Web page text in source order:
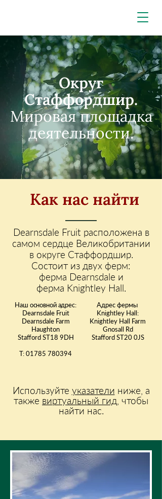
Округ
Стаффордшир.
Мировая площадка
деятельности.
Как нас найти
Dearnsdale Fruit расположена в
самом сердце Великобритании
в округе Стаффордшир.
Состоит из двух ферм:
ферма Dearnsdale и
ферма Knightley Hall.
Наш основной адрес:
Dearnsdale Fruit
Dearnsdale Farm
Haughton
Stafford ST18 9DH
T:01785 780394
Адрес фермы
Knightley Hall:
Knightley Hall Farm
Gnosall Rd
Stafford ST20 0JS
Используйте указатели ниже, а
также виртуальный гид , чтобы
найти нас.